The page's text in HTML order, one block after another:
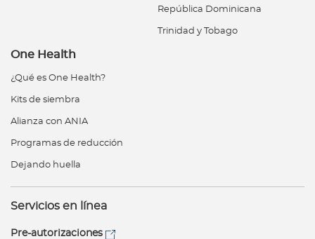
República Dominicana
Trinidad y Tobago
One Health
¿Qué es One Health?
Kits de siembra
Alianza con ANIA
Programas de reducción
Dejando huella
Servicios en línea
Pre-autorizaciones